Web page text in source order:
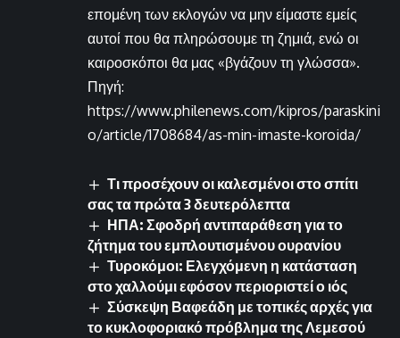
επομένη των εκλογών να μην είμαστε εμείς
αυτοί που θα πληρώσουμε τη ζημιά, ενώ οι
καιροσκόποι θα μας «βγάζουν τη γλώσσα».
Πηγή:
https://www.philenews.com/kipros/paraskini
o/article/1708684/as-min-imaste-koroida/
Τι προσέχουν οι καλεσμένοι στο σπίτι
σας τα πρώτα 3 δευτερόλεπτα
ΗΠΑ: Σφοδρή αντιπαράθεση για το
ζήτημα του εμπλουτισμένου ουρανίου
Τυροκόμοι: Ελεγχόμενη η κατάσταση
στο χαλλούμι εφόσον περιοριστεί ο ιός
Σύσκεψη Βαφεάδη με τοπικές αρχές για
το κυκλοφοριακό πρόβλημα της Λεμεσού